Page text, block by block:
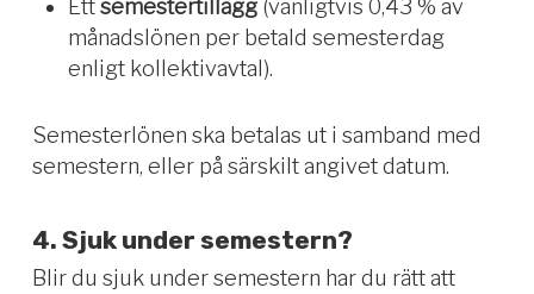
Ettsemestertillägg(vanligtvis 0,43 % av
månadslönen per betald semesterdag
enligt kollektivavtal).
Semesterlönen ska betalas ut i samband med
semestern, eller på särskilt angivet datum.
4. Sjuk under semestern?
Blir du sjuk under semestern har du rätt att